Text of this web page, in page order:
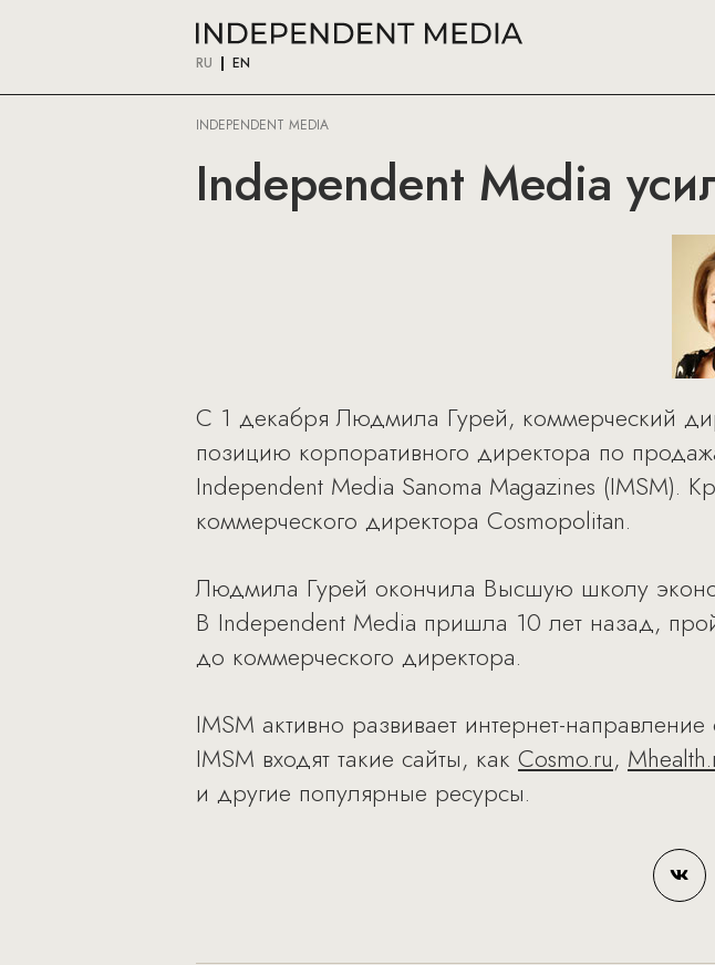
RU EN
INDEPENDENT MEDIA
Independent Media
С 1 декабря Людмила Гурей, коммерческий
позицию корпоративного директора по
Independent Media Sanoma Magazines (IMSM).
коммерческого директора Cosmopolitan.
Людмила Гурей окончила Высшую школу
В Independent Media пришла 10 лет назад,
до коммерческого директора.
IMSM активно развивает интернет-
IMSM входят такие сайты, как Cosmo.ru,
и другие популярные ресурсы.